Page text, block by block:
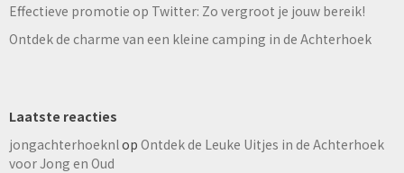
Effectieve promotie op Twitter: Zo vergroot je jouw bereik!
Ontdek de charme van een kleine camping in de Achterhoek
Laatste reacties
jongachterhoeknl op Ontdek de Leuke Uitjes in de Achterhoek
voor Jong en Oud